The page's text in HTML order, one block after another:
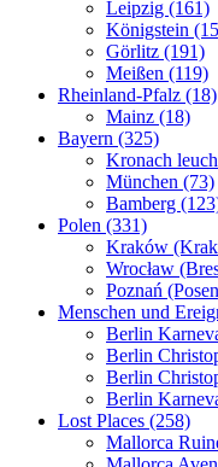
Leipzig (161)
Königstein
Görlitz (191)
Meißen (119)
Rheinland-Pfalz (18)
Mainz (18)
Bayern (325)
Kronach
München (73)
Bamberg
Polen (331)
Kraków
Wrocław
Poznań
Menschen und
Berlin
Berlin
Berlin
Berlin
Lost Places (258)
Mallorca